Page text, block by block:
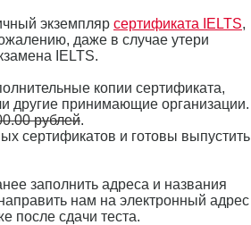
экземпляр сертификата IELTS,
даже в случае утери
IELTS.
копии сертификата,
другие принимающие организации.
рублей.
сертификатов и готовы выпустить
заполнить адреса и названия
нам на электронный адрес
после сдачи теста.